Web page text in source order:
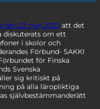
den 22 maj 2023att det
diskuterats om ett
i skolor och
Förbund- SAKKI
för Finska
Svenska
sig kritiskt på
på alla läropliktiga
självbestämmanderätt